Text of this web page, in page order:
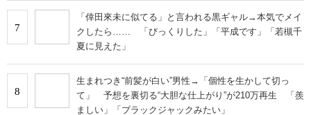
7
「倖田來未に似てる」と言われる黒ギャル→本気でメイ
クしたら…… 「びっくりした」「平成です」「若槻千
夏に見えた」
8
生まれつき“前髪が白い”男性→「個性を生かして切っ
て」 予想を裏切る“大胆な仕上がり”が210万再生 「羨
ましい」「ブラックジャックみたい」